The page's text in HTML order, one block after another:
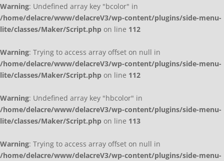
Warning: Undefined array key "bcolor" in
/home/delacre/www/delacreV3/wp-content/plugins/side-menu-
lite/classes/Maker/Script.php on line 112
Warning: Trying to access array offset on null in
/home/delacre/www/delacreV3/wp-content/plugins/side-menu-
lite/classes/Maker/Script.php on line 112
Warning: Undefined array key "hbcolor" in
/home/delacre/www/delacreV3/wp-content/plugins/side-menu-
lite/classes/Maker/Script.php on line 113
Warning: Trying to access array offset on null in
/home/delacre/www/delacreV3/wp-content/plugins/side-menu-